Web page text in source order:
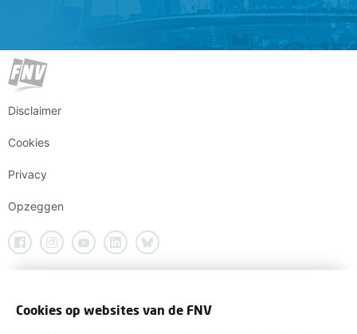
Disclaimer
Cookies
Privacy
Opzeggen
Cookies op websites van de FNV